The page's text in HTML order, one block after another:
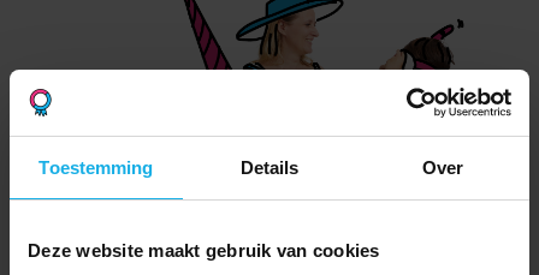
Toestemming Details Over
Deze website maakt gebruik van cookies